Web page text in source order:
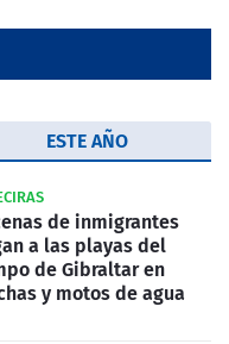
ESTE AÑO
de inmigrantes
a las playas del
de Gibraltar en
y motos de agua